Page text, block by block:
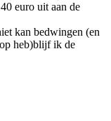
euro uit aan de
kan bedwingen (en
heb)blijf ik de